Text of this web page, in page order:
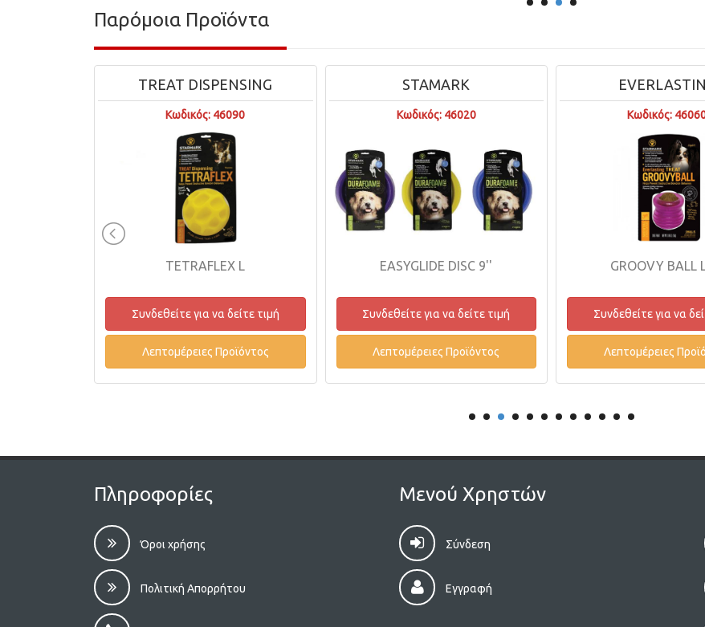
Παρόμοια Προϊόντα
TREAT DISPENSING
Κωδικός: 46090
TETRAFLEX L
Συνδεθείτε για να δείτε τιμή
Λεπτομέρειες Προϊόντος
STAMARK
Κωδικός: 46020
EASYGLIDE DISC 9''
Συνδεθείτε για να δείτε τιμή
Λεπτομέρειες Προϊόντος
EVERLASTING
Κωδικός: 46060
GROOVY BALL LRG
Συνδεθείτε για να δείτε τιμή
Λεπτομέρειες Προϊόντος
Πληροφορίες
Όροι χρήσης
Πολιτική Απορρήτου
Μενού Χρηστών
Σύνδεση
Εγγραφή